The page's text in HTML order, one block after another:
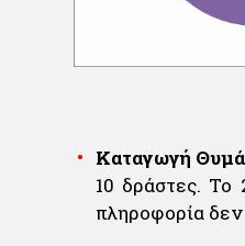
Καταγωγή
10 δράστες. Το
πληροφορία δεν